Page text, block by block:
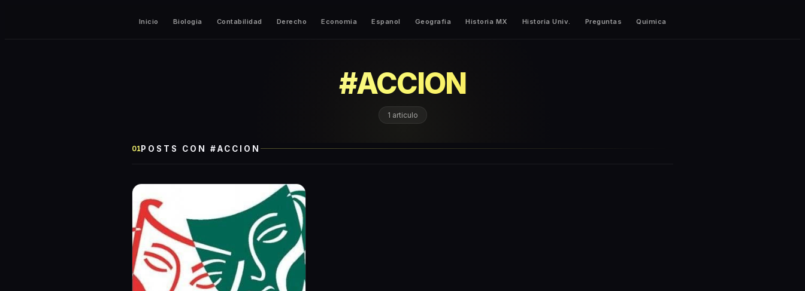
Inicio Biologia Contabilidad Derecho Economia Espanol Geografia Historia MX Historia Univ. Preguntas Quimica
#ACCION
1 articulo
01POSTS CON #ACCION